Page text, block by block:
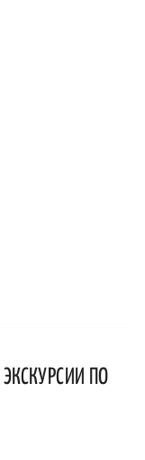
ЭКСКУРСИИ ПО